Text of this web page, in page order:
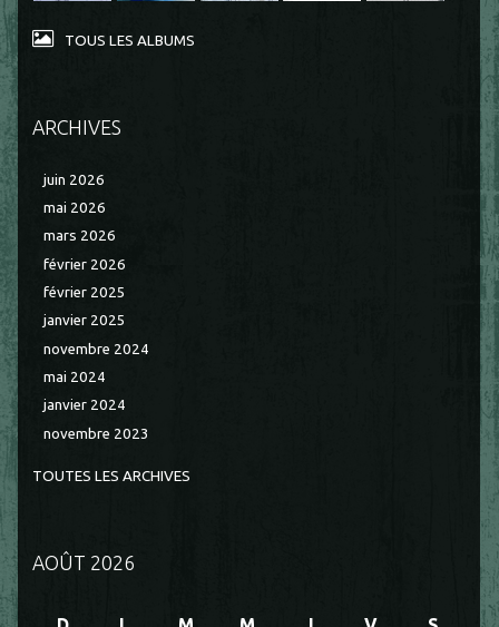
TOUS LES ALBUMS
ARCHIVES
juin 2026
mai 2026
mars 2026
février 2026
février 2025
janvier 2025
novembre 2024
mai 2024
janvier 2024
novembre 2023
TOUTES LES ARCHIVES
AOÛT 2026